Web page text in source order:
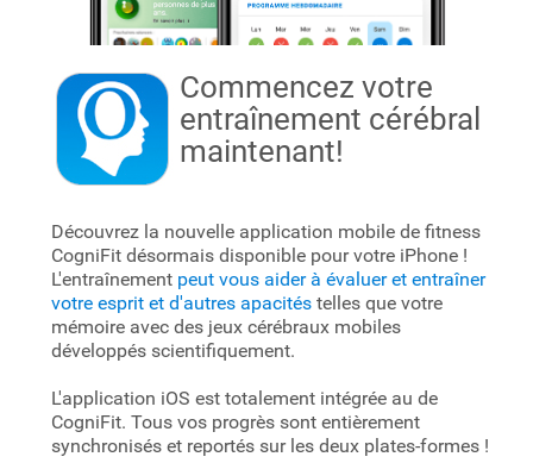
Commencez votre
entraînement cérébral
maintenant!
Découvrez la nouvelle application mobile de fitness
CogniFit désormais disponible pour votre iPhone !
L'entraînement peut vous aider à évaluer et entraîner
votre esprit et d'autres apacitéstelles que votre
mémoire avec des jeux cérébraux mobiles
développés scientifiquement.
L'application iOS est totalement intégrée au de
CogniFit. Tous vos progrès sont entièrement
synchronisés et reportés sur les deux plates-formes !